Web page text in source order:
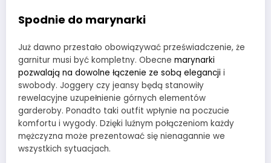
Spodnie do marynarki
Już dawno przestało obowiązywać przeświadczenie, że
garnitur musi być kompletny. Obecne marynarki
pozwalają na dowolne łączenie ze sobą elegancji i
swobody. Joggery czy jeansy będą stanowiły
rewelacyjne uzupełnienie górnych elementów
garderoby. Ponadto taki outfit wpłynie na poczucie
komfortu i wygody. Dzięki luźnym połączeniom każdy
mężczyzna może prezentować się nienagannie we
wszystkich sytuacjach.